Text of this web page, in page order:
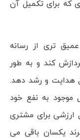
که برای تکمیل آن
تری از رسانه
کند و به طور
هدایت و رشد دهد.
موجود به نفع خود
ارزشی برای مشتری
یکسان باقی می